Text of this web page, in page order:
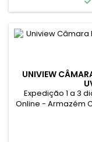
UNIVIEW
Expedição 1 a 3
Online - Armazém
dias úteis Loja
Gomes SEM